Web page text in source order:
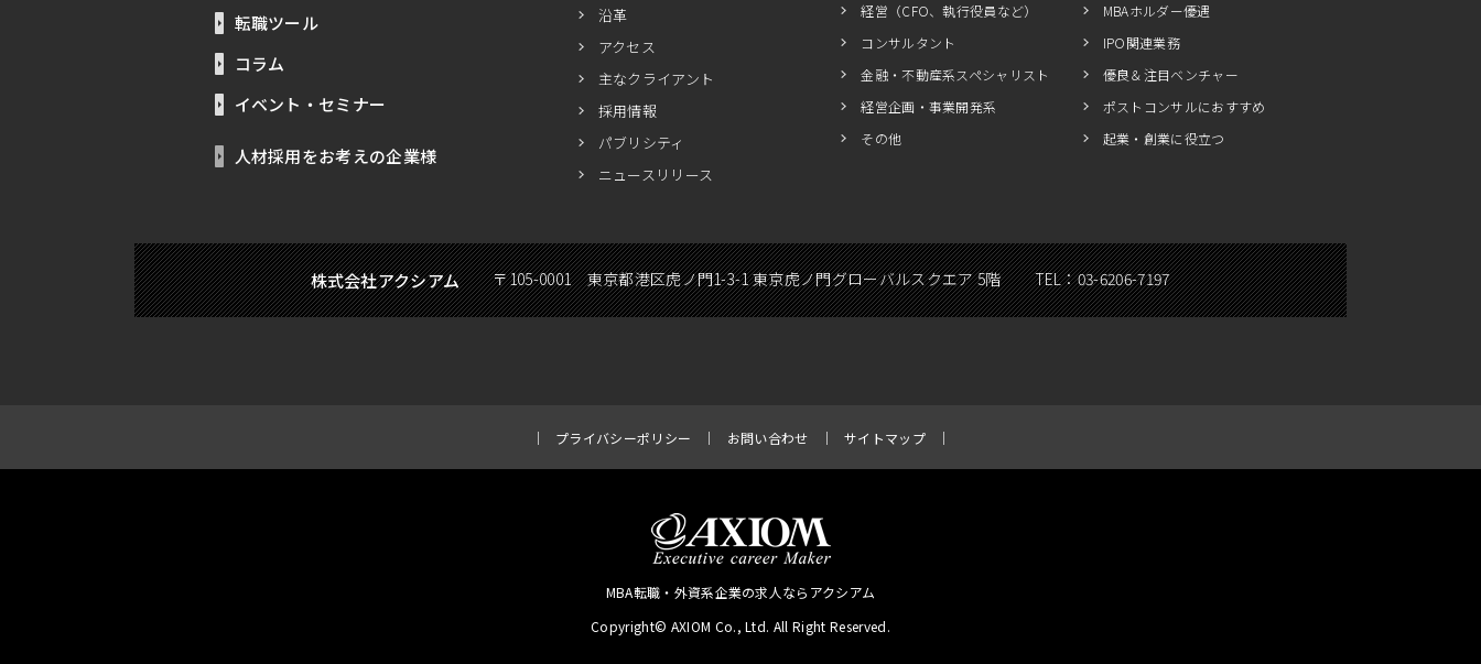
転職ツール
コラム
イベント・セミナー
人材採用をお考えの企業様
沿革
アクセス
主なクライアント
採用情報
パブリシティ
ニュースリリース
経営（CFO、執行役員など）
コンサルタント
金融・不動産系スペシャリスト
経営企画・事業開発系
その他
MBAホルダー優遇
IPO関連業務
優良＆注目ベンチャー
ポストコンサルにおすすめ
起業・創業に役立つ
株式会社アクシアム 〒105-0001 東京都港区虎ノ門1-3-1 東京虎ノ門グローバルスクエア 5階 TEL：03-6206-7197
プライバシーポリシー お問い合わせ サイトマップ
MBA転職・外資系企業の求人ならアクシアム
Copyright© AXIOM Co., Ltd. All Right Reserved.